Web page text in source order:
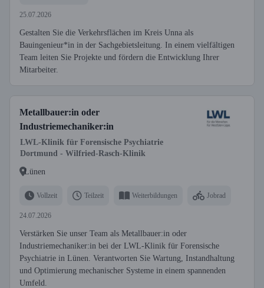
25.07.2026
Gestalten Sie die Verkehrsflächen im Kreis Unna als
Bauingenieur*in in der Sachgebietsleitung. In einem vielfältigen
Team leiten Sie Projekte und fördern die Entwicklung Ihrer
Mitarbeiter.
Metallbauer:in oder
Industriemechaniker:in
LWL-Klinik für Forensische Psychiatrie
Dortmund - Wilfried-Rasch-Klinik
Lünen
Vollzeit Teilzeit Weiterbildungen Jobrad
24.07.2026
Verstärken Sie unser Team als Metallbauer:in oder
Industriemechaniker:in bei der LWL-Klinik für Forensische
Psychiatrie in Lünen. Verantworten Sie Wartung, Instandhaltung
und Optimierung mechanischer Systeme in einem spannenden
Umfeld.